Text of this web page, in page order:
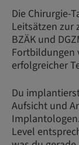
Die Chirurgie-
Leitsätzen zur
BZÄK und
Fortbildungen
erfolgreicher
Du
Aufsicht und
Level